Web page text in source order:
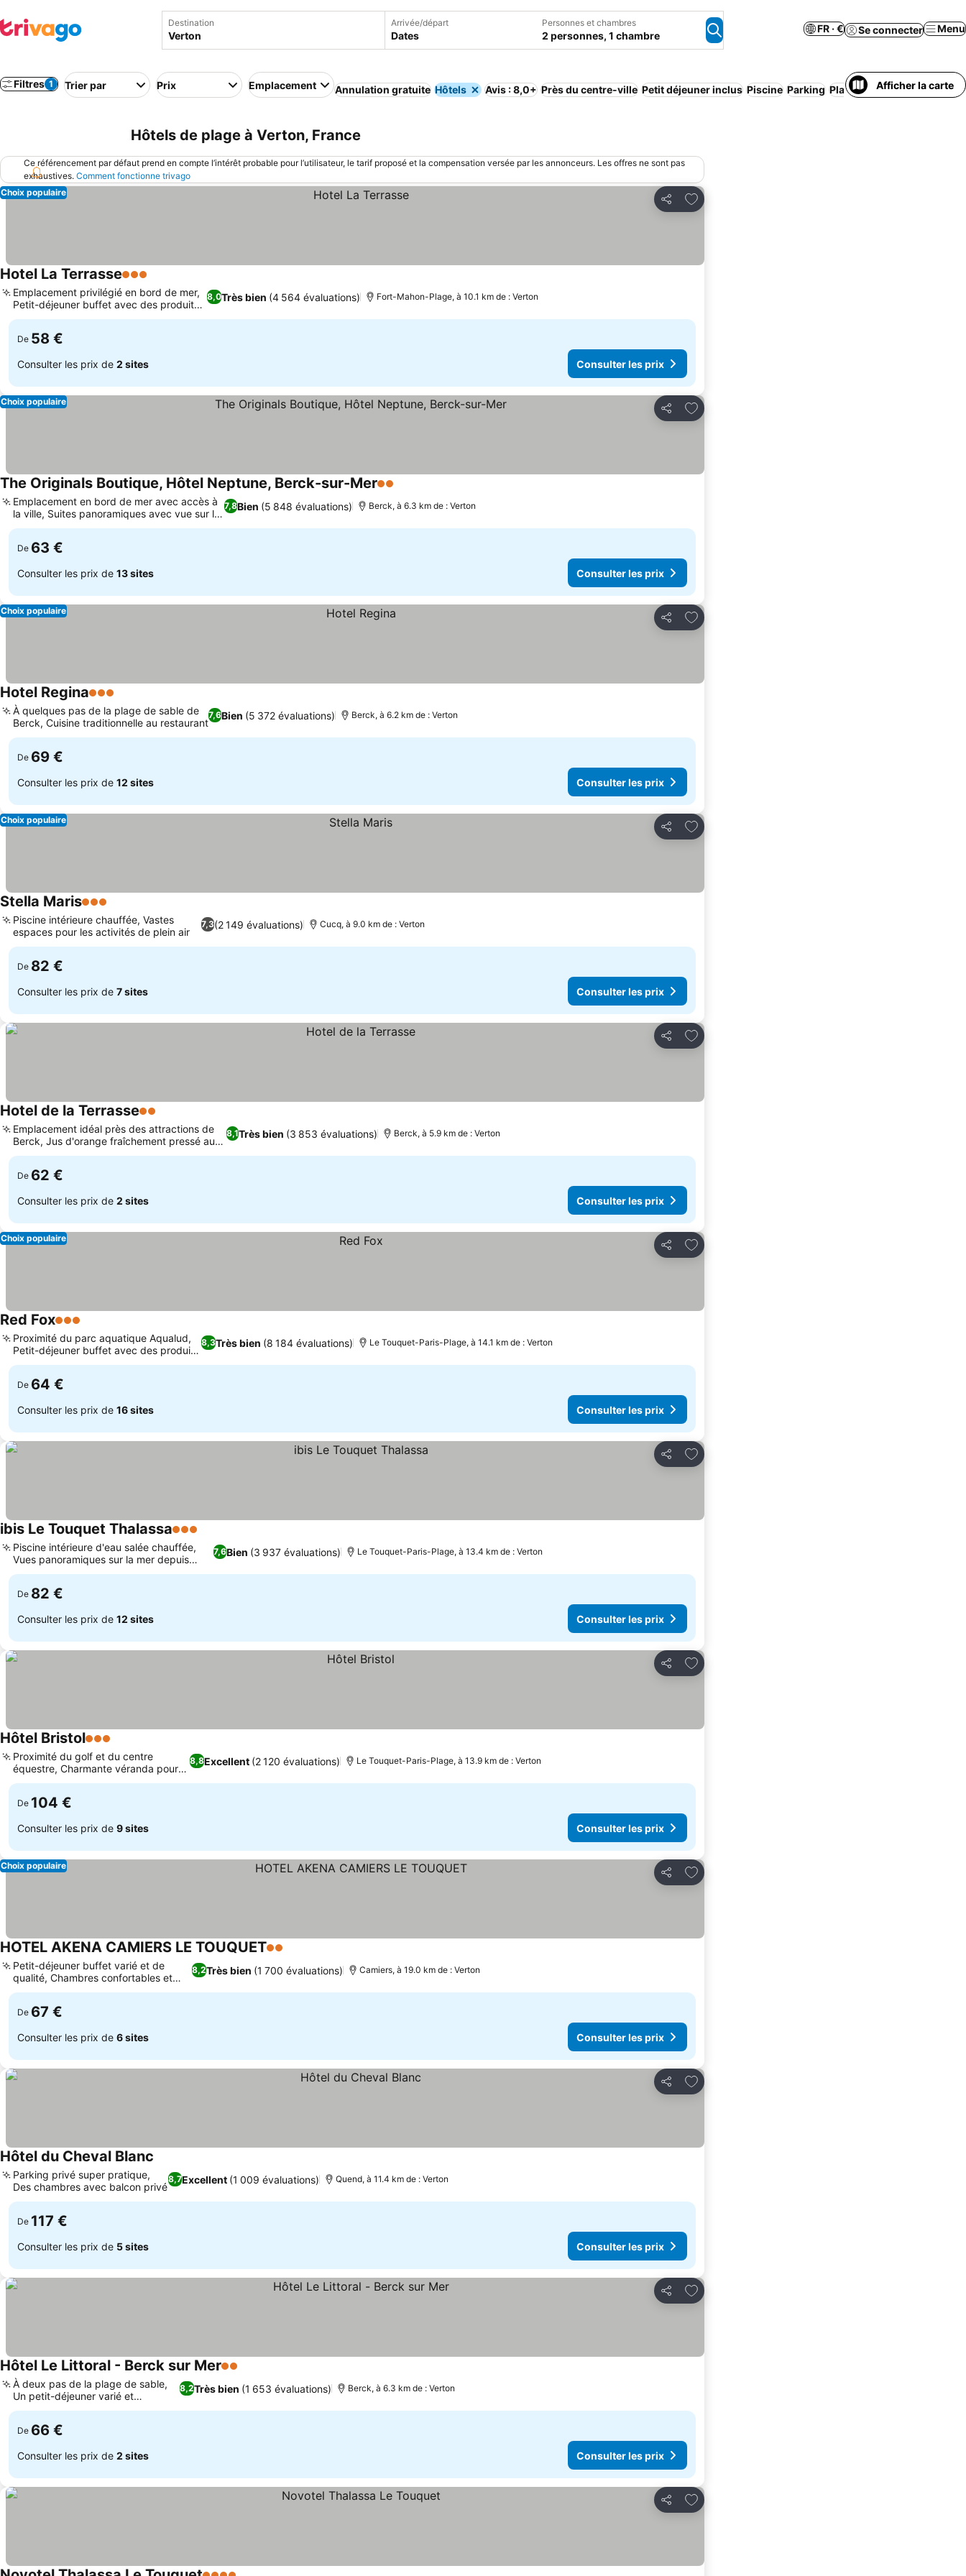
Destination Arrivée/départ
Dates
Personnes et chambres
2 personnes, 1 chambre
FR · € Se connecter Menu
Filtres 1 Trier par Prix Emplacement Annulation gratuite Hôtels Avis : 8,0+ Près du centre-ville Petit déjeuner inclus Piscine Parking Plage Afficher la carte
Hôtels de plage à Verton, France
Ce référencement par défaut prend en compte l’intérêt probable pour l’utilisateur, le tarif proposé et la compensation versée par les annonceurs. Les offres ne sont pas
exhaustives. Comment fonctionne trivago
Partager
Ajouter à mes favoris
Choix populaire
Hotel La Terrasse3 Étoiles
8,0Très bien (4 564 évaluations)
Emplacement privilégié en bord de mer,
Petit-déjeuner buffet avec des produits
locaux
Fort-Mahon-Plage, à 10.1 km de : Verton
De 58 €
Consulter les prix de 2 sites Consulter les prix
Partager
Ajouter à mes favoris
Choix populaire
The Originals Boutique, Hôtel Neptune, Berck-sur-Mer2 Étoiles
7,8Bien (5 848 évaluations)
Emplacement en bord de mer avec accès à
la ville, Suites panoramiques avec vue sur la
mer
Berck, à 6.3 km de : Verton
De 63 €
Consulter les prix de 13 sites Consulter les prix
Partager
Ajouter à mes favoris
Choix populaire
Hotel Regina3 Étoiles
7,6Bien (5 372 évaluations)
À quelques pas de la plage de sable de
Berck, Cuisine traditionnelle au restaurant
Berck, à 6.2 km de : Verton
De 69 €
Consulter les prix de 12 sites Consulter les prix
Partager
Ajouter à mes favoris
Choix populaire
Stella Maris3 Étoiles
7,3(2 149 évaluations)
Piscine intérieure chauffée, Vastes
espaces pour les activités de plein air
Cucq, à 9.0 km de : Verton
De 82 €
Consulter les prix de 7 sites Consulter les prix
Partager
Ajouter à mes favoris
Hotel de la Terrasse2 Étoiles
8,1Très bien (3 853 évaluations)
Emplacement idéal près des attractions de
Berck, Jus d'orange fraîchement pressé au
petit-déjeuner
Berck, à 5.9 km de : Verton
De 62 €
Consulter les prix de 2 sites Consulter les prix
Partager
Ajouter à mes favoris
Choix populaire
Red Fox3 Étoiles
8,3Très bien (8 184 évaluations)
Proximité du parc aquatique Aqualud,
Petit-déjeuner buffet avec des produits
frais
Le Touquet-Paris-Plage, à 14.1 km de : Verton
De 64 €
Consulter les prix de 16 sites Consulter les prix
Partager
Ajouter à mes favoris
ibis Le Touquet Thalassa3 Étoiles
7,6Bien (3 937 évaluations)
Piscine intérieure d'eau salée chauffée,
Vues panoramiques sur la mer depuis
partout
Le Touquet-Paris-Plage, à 13.4 km de : Verton
De 82 €
Consulter les prix de 12 sites Consulter les prix
Partager
Ajouter à mes favoris
Hôtel Bristol3 Étoiles
8,8Excellent (2 120 évaluations)
Proximité du golf et du centre
équestre, Charmante véranda pour
les repas
Le Touquet-Paris-Plage, à 13.9 km de : Verton
De 104 €
Consulter les prix de 9 sites Consulter les prix
Partager
Ajouter à mes favoris
Choix populaire
HOTEL AKENA CAMIERS LE TOUQUET2 Étoiles
8,2Très bien (1 700 évaluations)
Petit-déjeuner buffet varié et de
qualité, Chambres confortables et
rénovées
Camiers, à 19.0 km de : Verton
De 67 €
Consulter les prix de 6 sites Consulter les prix
Partager
Ajouter à mes favoris
Hôtel du Cheval Blanc
8,7Excellent (1 009 évaluations)
Parking privé super pratique,
Des chambres avec balcon privé
Quend, à 11.4 km de : Verton
De 117 €
Consulter les prix de 5 sites Consulter les prix
Partager
Ajouter à mes favoris
Hôtel Le Littoral - Berck sur Mer2 Étoiles
8,2Très bien (1 653 évaluations)
À deux pas de la plage de sable,
Un petit-déjeuner varié et
généreux
Berck, à 6.3 km de : Verton
De 66 €
Consulter les prix de 2 sites Consulter les prix
Partager
Ajouter à mes favoris